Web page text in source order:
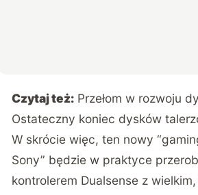
Czytaj też: Przełom w rozwoju
Ostateczny koniec dysków
W skrócie więc, ten nowy
Sony” będzie w praktyce
kontrolerem Dualsense z